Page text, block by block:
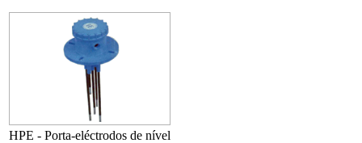
HPE - Porta-eléctrodos de nível